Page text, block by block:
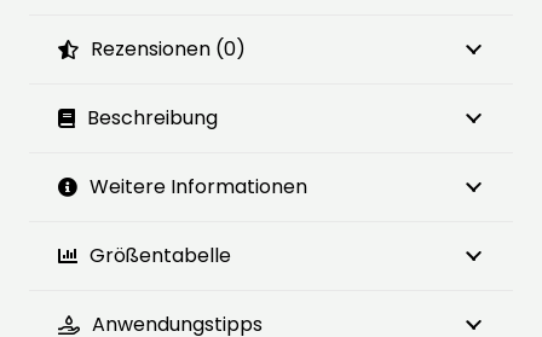
Rezensionen (0)
Beschreibung
Weitere Informationen
Größentabelle
Anwendungstipps